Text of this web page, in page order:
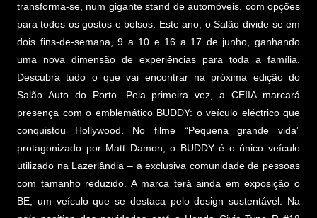
transforma-se, num gigante stand de automóveis, com opções
para todos os gostos e bolsos. Este ano, o Salão divide-se em
dois fins-de-semana, 9 a 10 e 16 a 17 de junho, ganhando
uma nova dimensão de experiências para toda a família.
Descubra tudo o que vai encontrar na próxima edição do
Salão Auto do Porto. Pela primeira vez, a CEIIA marcará
presença com o emblemático BUDDY: o veículo eléctrico que
conquistou Hollywood. No filme “Pequena grande vida”
protagonizado por Matt Damon, o BUDDY é o único veículo
utilizado na Lazerlândia – a exclusiva comunidade de pessoas
com tamanho reduzido. A marca terá ainda em exposição o
BE, um veículo que se destaca pelo design sustentável. Na